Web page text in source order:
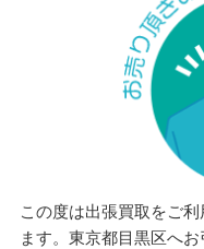
この度は出張買取をご
ます。東京都目黒区へ